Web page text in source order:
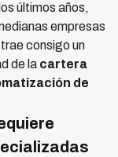
últimos años,
empresas
consigo un
de la cartera
de